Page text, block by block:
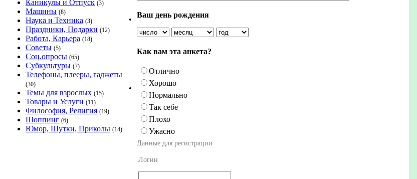
Каникулы и Отпуск (3)
Машины (8)
Наука и Техника (3)
Праздники, Подарки (12)
Работа, Карьера (18)
Советы (5)
Соц.опросы (65)
Субкультуры (7)
Телефоны, плееры, гаджеты
(30)
Темы для взрослых (15)
Товары и Услуги (11)
Философия, Религия (19)
Шоппинг (6)
Юмор, Шутки, Приколы (14)
•
Ваш день рождения
•
Как вам эта анкета?
Отлично
Хорошо
Нормально
Так себе
Плохо
Ужасно
Данные для регистрации
Логин